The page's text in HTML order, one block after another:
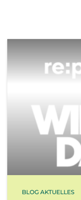
BLOG AKTUELLES